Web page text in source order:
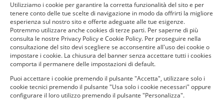
Questo sito web non è affiliato con la società Barilla G. e R. F.lli S.p.A. e con
marchi e/o prodotti di Barilla, Pavesi, Ringo, Pandistelle, Wasa, Grancereale,
Voiello, Piccolini e Mulino Bianco
Utilizziamo i cookie per garantire la corretta funzionalità del sito e per
tenere conto delle tue scelte di navigazione in modo da offrirti la migliore
esperienza sul nostro sito e offerte adeguate alle tue esigenze.
Potremmo utilizzare anche cookies di terze parti. Per saperne di più
consulta le nostre Privacy Policy e Cookie Policy. Per proseguire nella
consultazione del sito devi scegliere se acconsentire all'uso dei cookie o
impostare i cookie. La chiusura del banner senza accettare tutti i cookies
comporta il permanere delle impostazioni di default.
Puoi accettare i cookie premendo il pulsante "Accetta", utilizzare solo i
cookie tecnici premendo il pulsante "Usa solo i cookie necessari" oppure
configurare il loro utilizzo premendo il pulsante "Personalizza".